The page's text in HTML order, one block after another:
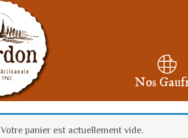
Nos
Votre panier est actuellement vide.